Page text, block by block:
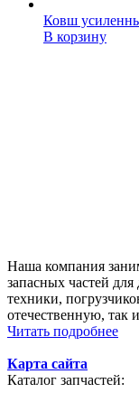
Ковш
В корзину
Наша компания
запасных частей
техники,
отечественную, так
Читать подробнее
Карта сайта
Каталог запчастей: